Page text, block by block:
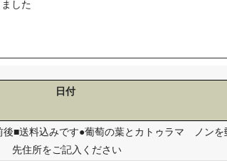
した
日付
■送料込みです●葡萄の葉とカトゥラマ ノンを
先住所をご記入ください